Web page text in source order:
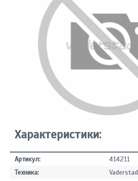
Характеристики:
Артикул:
414211
Техника:
Vaderstad